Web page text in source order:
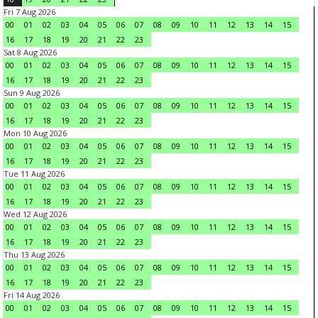
Fri 7 Aug 2026
00
01 02 03 04 05 06 07 08 09 10 11 12 13 14
15
16
17 18 19 20 21 22
23
Sat 8 Aug 2026
00
01 02 03 04 05 06 07 08 09 10 11 12 13 14
15
16
17 18 19 20 21 22
23
Sun 9 Aug 2026
00
01 02 03 04 05 06 07 08 09 10 11 12 13 14
15
16
17 18 19 20 21 22
23
Mon 10 Aug 2026
00
01 02 03 04 05 06 07 08 09 10 11 12 13 14
15
16
17 18 19 20 21 22
23
Tue 11 Aug 2026
00
01 02 03 04 05 06 07 08 09 10 11 12 13 14
15
16
17 18 19 20 21 22
23
Wed 12 Aug 2026
00
01 02 03 04 05 06 07 08 09 10 11 12 13 14
15
16
17 18 19 20 21 22
23
Thu 13 Aug 2026
00
01 02 03 04 05 06 07 08 09 10 11 12 13 14
15
16
17 18 19 20 21 22
23
Fri 14 Aug 2026
00
01 02 03 04 05 06 07 08 09 10 11 12 13 14
15